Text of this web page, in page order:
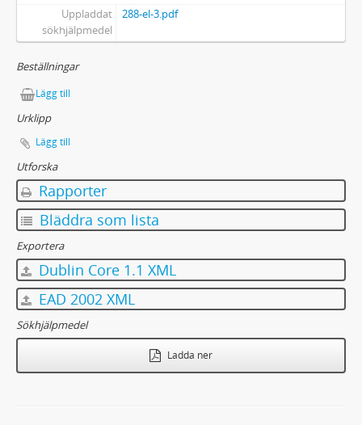
Uppladdat
sökhjälpmedel
288-el-3.pdf
Beställningar
Lägg till
Urklipp
Lägg till
Utforska
Rapporter
Bläddra som lista
Exportera
Dublin Core 1.1 XML
EAD 2002 XML
Sökhjälpmedel
Ladda ner